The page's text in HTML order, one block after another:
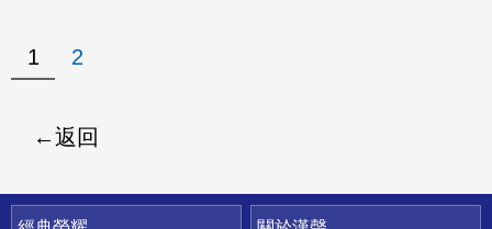
1 2
返回